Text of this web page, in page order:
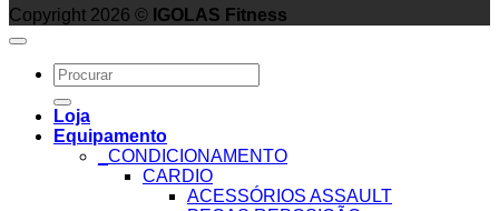
Copyright 2026 © IGOLAS Fitness
Search
for:
Loja
Equipamento
_CONDICIONAMENTO
CARDIO
ACESSÓRIOS ASSAULT